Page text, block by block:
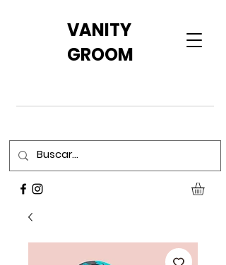
VANITY
GROOM